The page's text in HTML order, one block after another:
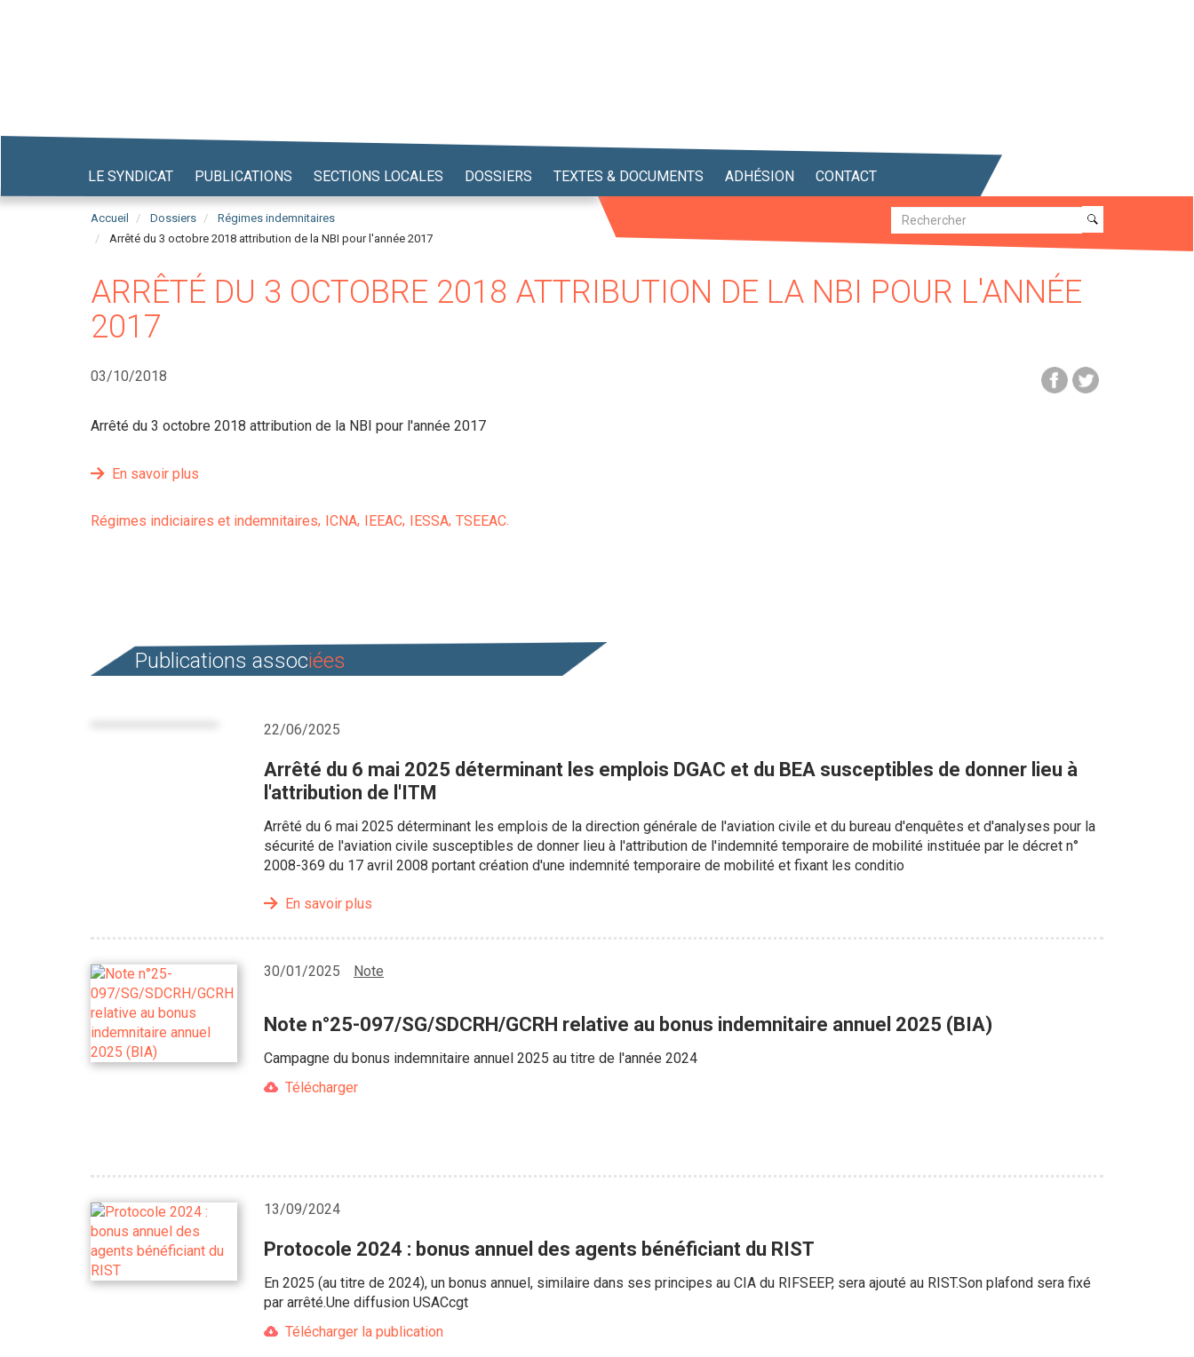
LE SYNDICAT PUBLICATIONS SECTIONS LOCALES DOSSIERS TEXTES & DOCUMENTS ADHÉSION CONTACT
Accueil Dossiers
Régimes indemnitaires
Arrêté du 3 octobre 2018 attribution de la NBI pour l'année 2017
Recherche
Recherche
ARRÊTÉ DU 3 OCTOBRE 2018 ATTRIBUTION DE LA NBI POUR L'ANNÉE
2017
03/10/2018
Arrêté du 3 octobre 2018 attribution de la NBI pour l'année 2017
En savoir plus
Régimes indiciaires et indemnitaires ICNA IEEAC IESSA TSEEAC
Publications associées
22/06/2025
Arrêté du 6 mai 2025 déterminant les emplois DGAC et du BEA susceptibles de donner lieu à
l'attribution de l'ITM
Arrêté du 6 mai 2025 déterminant les emplois de la direction générale de l'aviation civile et du bureau d'enquêtes et d'analyses pour la
sécurité de l'aviation civile susceptibles de donner lieu à l'attribution de l'indemnité temporaire de mobilité instituée par le décret n°
2008-369 du 17 avril 2008 portant création d'une indemnité temporaire de mobilité et fixant les conditio
En savoir plus
30/01/2025 Note
Note n°25-097/SG/SDCRH/GCRH relative au bonus indemnitaire annuel 2025 (BIA)
Campagne du bonus indemnitaire annuel 2025 au titre de l'année 2024
Télécharger
13/09/2024
Protocole 2024 : bonus annuel des agents bénéficiant du RIST
En 2025 (au titre de 2024), un bonus annuel, similaire dans ses principes au CIA du RIFSEEP, sera ajouté au RIST.Son plafond sera fixé
par arrêté.Une diffusion USACcgt
Télécharger la publication